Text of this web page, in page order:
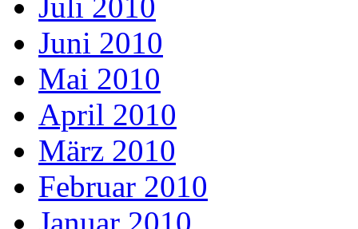
Juli 2010
Juni 2010
Mai 2010
April 2010
März 2010
Februar 2010